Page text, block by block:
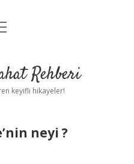
Rehberi
keyifli hikayeler!
neyi ?